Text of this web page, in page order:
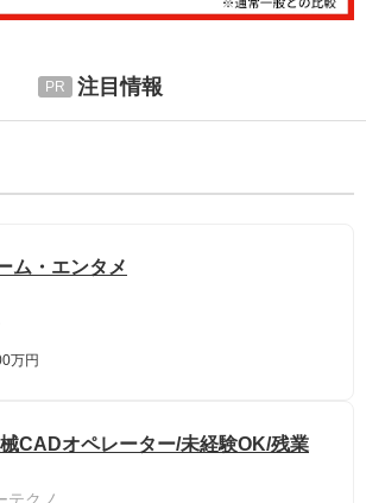
注目情報
ム・エンタメ
万円
CADオペレーター/未経験OK/残業